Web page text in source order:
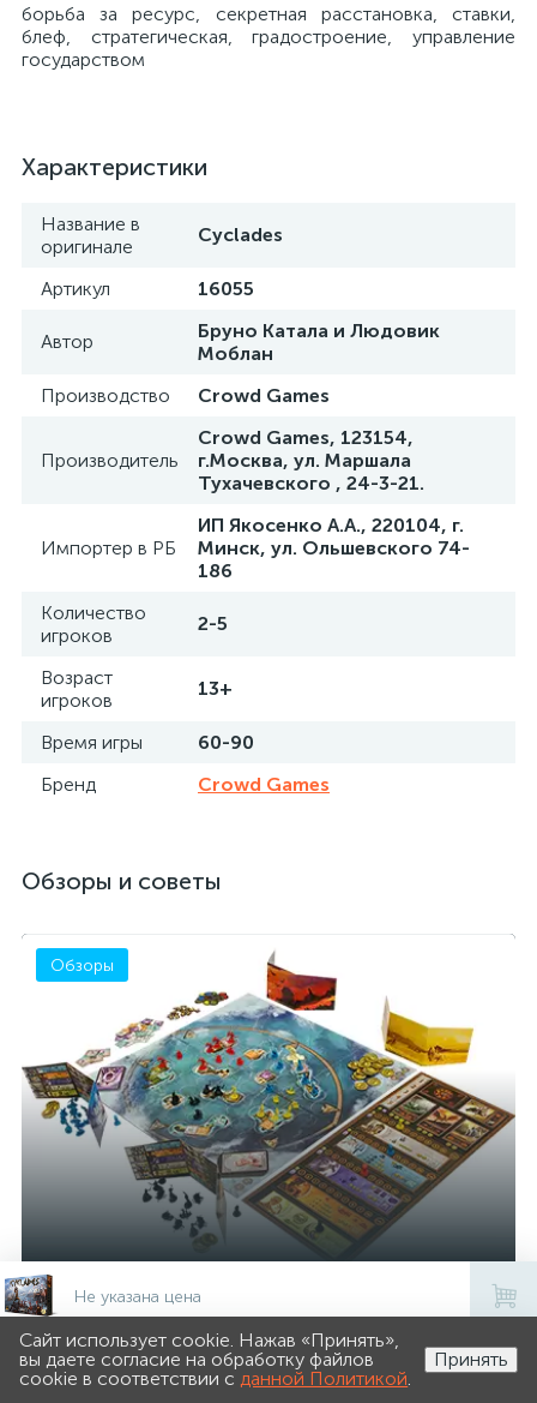
Каталог Поиск
0
Избранное
0
Корзина
Не указана цена
борьба за ресурс, секретная расстановка, ставки,
блеф, стратегическая, градостроение, управление
государством
Характеристики
Название в
оригинале
Cyclades
Артикул 16055
Автор
Бруно Катала и Людовик
Моблан
Производство
Crowd Games
Производитель
Crowd Games, 123154,
г.Москва, ул. Маршала
Тухачевского , 24-3-21.
Импортер в РБ
ИП Якосенко А.А., 220104, г.
Минск, ул. Ольшевского 74-
186
Количество
игроков
2-5
Возраст
игроков
13+
Время игры
60-90
Бренд
Crowd Games
Обзоры и советы
Обзор настольной игры Киклады /
Cyclades
Обзоры
Сайт использует cookie. Нажав «Принять»,
вы даете согласие на обработку файлов
cookie в соответствии сданной Политикой.
Принять